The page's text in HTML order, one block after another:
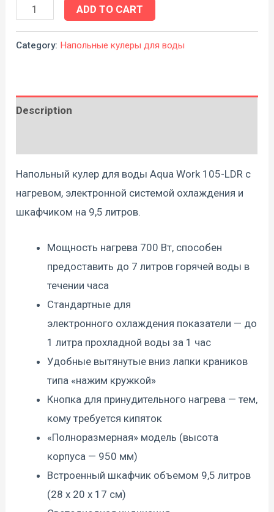
ADD TO CART
Category: Напольные кулеры для воды
Description
Напольный кулер для воды Aqua Work 105-LDR с
нагревом, электронной системой охлаждения и
шкафчиком на 9,5 литров.
Мощность нагрева 700 Вт, способен
предоставить до 7 литров горячей воды в
течении часа
Стандартные для
электронного охлаждения показатели — до
1 литра прохладной воды за 1 час
Удобные вытянутые вниз лапки краников
типа «нажим кружкой»
Кнопка для принудительного нагрева — тем,
кому требуется кипяток
«Полноразмерная» модель (высота
корпуса — 950 мм)
Встроенный шкафчик объемом 9,5 литров
(28 х 20 х 17 см)